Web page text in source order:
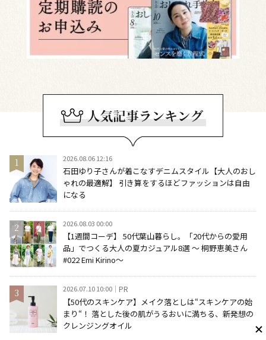
2026.08.06 12:16
石田ゆり子さんが着こなすデニムスタイル【大人のおし
ゃれの最適解】 引き算をするほどファッションは自由
になる
2026.08.03 00:00
【1週間コーデ】 50代葉山暮らし。「20代からの愛用
品」でつくる大人の夏カジュアル8選 ～ 桐野恵美さん
#022 Emi Kirino～
2026.07.10 10:00 PR
【50代のスキンケア】メイク落としは“スキンケアの始
まり“！ 落とした後の肌がうるおいに満ちる、新発想の
クレンジングオイル